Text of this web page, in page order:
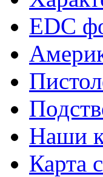
EDC
Наши
Карта